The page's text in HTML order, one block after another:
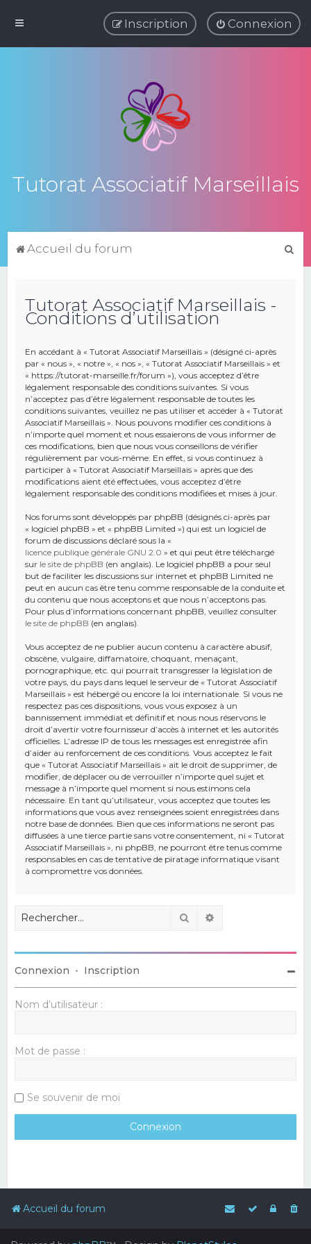
Connexion
Inscription
Tutorat Associatif Marseillais
Accueil du forum
Tutorat Associatif Marseillais -
Conditions d’utilisation
En accédant à « Tutorat Associatif Marseillais » (désigné ci-après
par « nous », « notre », « nos », « Tutorat Associatif Marseillais » et
« https://tutorat-marseille.fr/forum »), vous acceptez d’être
légalement responsable des conditions suivantes. Si vous
n’acceptez pas d’être légalement responsable de toutes les
conditions suivantes, veuillez ne pas utiliser et accéder à « Tutorat
Associatif Marseillais ». Nous pouvons modifier ces conditions à
n’importe quel moment et nous essaierons de vous informer de
ces modifications, bien que nous vous conseillons de vérifier
régulièrement par vous-même. En effet, si vous continuez à
participer à « Tutorat Associatif Marseillais » après que des
modifications aient été effectuées, vous acceptez d’être
légalement responsable des conditions modifiées et mises à jour.
Nos forums sont développés par phpBB (désignés ci-après par
« logiciel phpBB » et « phpBB Limited ») qui est un logiciel de
forum de discussions déclaré sous la «
licence publique générale GNU 2.0 » et qui peut être téléchargé
sur le site de phpBB (en anglais). Le logiciel phpBB a pour seul
but de faciliter les discussions sur internet et phpBB Limited ne
peut en aucun cas être tenu comme responsable de la conduite et
du contenu que nous acceptons et que nous n’acceptons pas.
Pour plus d’informations concernant phpBB, veuillez consulter
le site de phpBB (en anglais).
Vous acceptez de ne publier aucun contenu à caractère abusif,
obscène, vulgaire, diffamatoire, choquant, menaçant,
pornographique, etc. qui pourrait transgresser la législation de
votre pays, du pays dans lequel le serveur de « Tutorat Associatif
Marseillais » est hébergé ou encore la loi internationale. Si vous ne
respectez pas ces dispositions, vous vous exposez à un
bannissement immédiat et définitif et nous nous réservons le
droit d’avertir votre fournisseur d’accès à internet et les autorités
officielles. L’adresse IP de tous les messages est enregistrée afin
d’aider au renforcement de ces conditions. Vous acceptez le fait
que « Tutorat Associatif Marseillais » ait le droit de supprimer, de
modifier, de déplacer ou de verrouiller n’importe quel sujet et
message à n’importe quel moment si nous estimons cela
nécessaire. En tant qu’utilisateur, vous acceptez que toutes les
informations que vous avez renseignées soient enregistrées dans
notre base de données. Bien que ces informations ne seront pas
diffusées à une tierce partie sans votre consentement, ni « Tutorat
Associatif Marseillais », ni phpBB, ne pourront être tenus comme
responsables en cas de tentative de piratage informatique visant
à compromettre vos données.
Rechercher
Connexion • Inscription
Nom d’utilisateur :
Mot de passe :
Se souvenir de moi
Accueil du forum